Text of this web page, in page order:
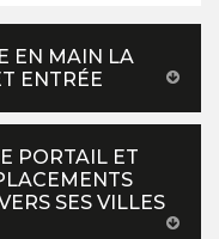
EN MAIN LA
ENTRÉE
PORTAIL ET
SES VILLES